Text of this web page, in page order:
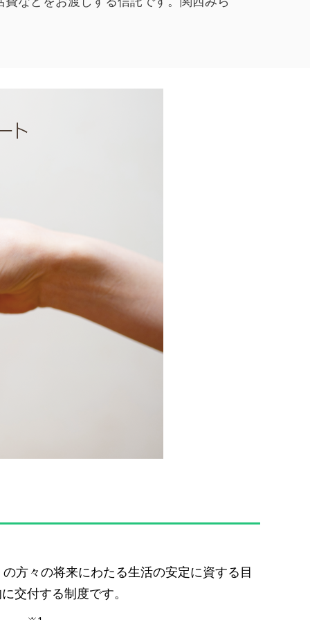
方々の将来にわたる生活の安定に資する目
交付する制度です。